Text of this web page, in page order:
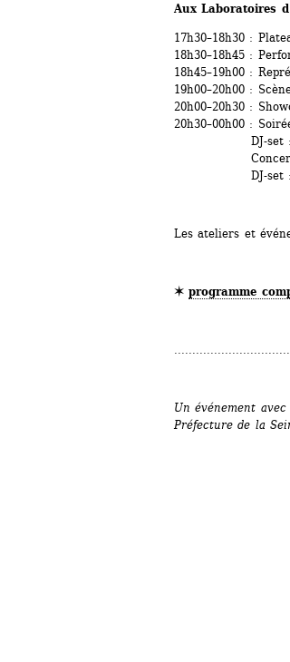
Aux Laboratoires
17h30–18h30 :
18h30–18h45 :
18h45–19h00 :
19h00–20h00 :
20h00–20h30 :
20h30–00h00 :
DJ-set :
Concerts :
DJ-set :
Les ateliers et
✶ programme
Un événement
Préfecture de la